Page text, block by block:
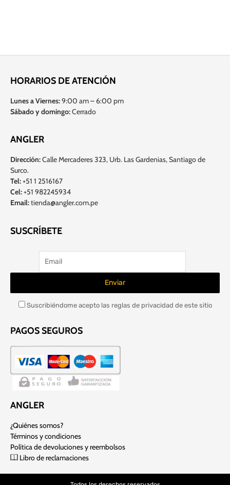
HORARIOS DE ATENCIÓN
Lunes a Viernes:9:00 am – 6:00 pm
Sábado y domingo:Cerrado
ANGLER
Dirección:Calle Mercaderes 323, Urb. Las Gardenias, Santiago de
Surco.
Tel:+51 1 2516167
Cel:+51 982245934
Email:tienda@angler.com.pe
SUSCRÍBETE
Suscribiéndome acepto las reglas de privacidad de este sitio
PAGOS SEGUROS
ANGLER
¿Quiénes somos?
Términos y condiciones
Política de devoluciones y reembolsos
Libro de reclamaciones